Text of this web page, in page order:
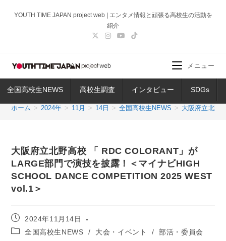
ス
ッ
YOUTH TIME JAPAN project web | エンタメ情報と頑張る高校生の活動を
紹介
全国高校生NEWS 高校生調査 インタビュー SDGs
メニュー
ホーム > 2024年 > 11月 > 14日 > 全国高校生NEWS > 大阪府立北野
大阪府立北野高校 「 RDC COLORANT」が
LARGE部門で演技を披露！＜マイナビHIGH
SCHOOL DANCE COMPETITION 2025 WEST
vol.1＞
投
稿
公
2024年11月14日
投
全国高校生NEWS / 大会・イベント / 部活・委員会